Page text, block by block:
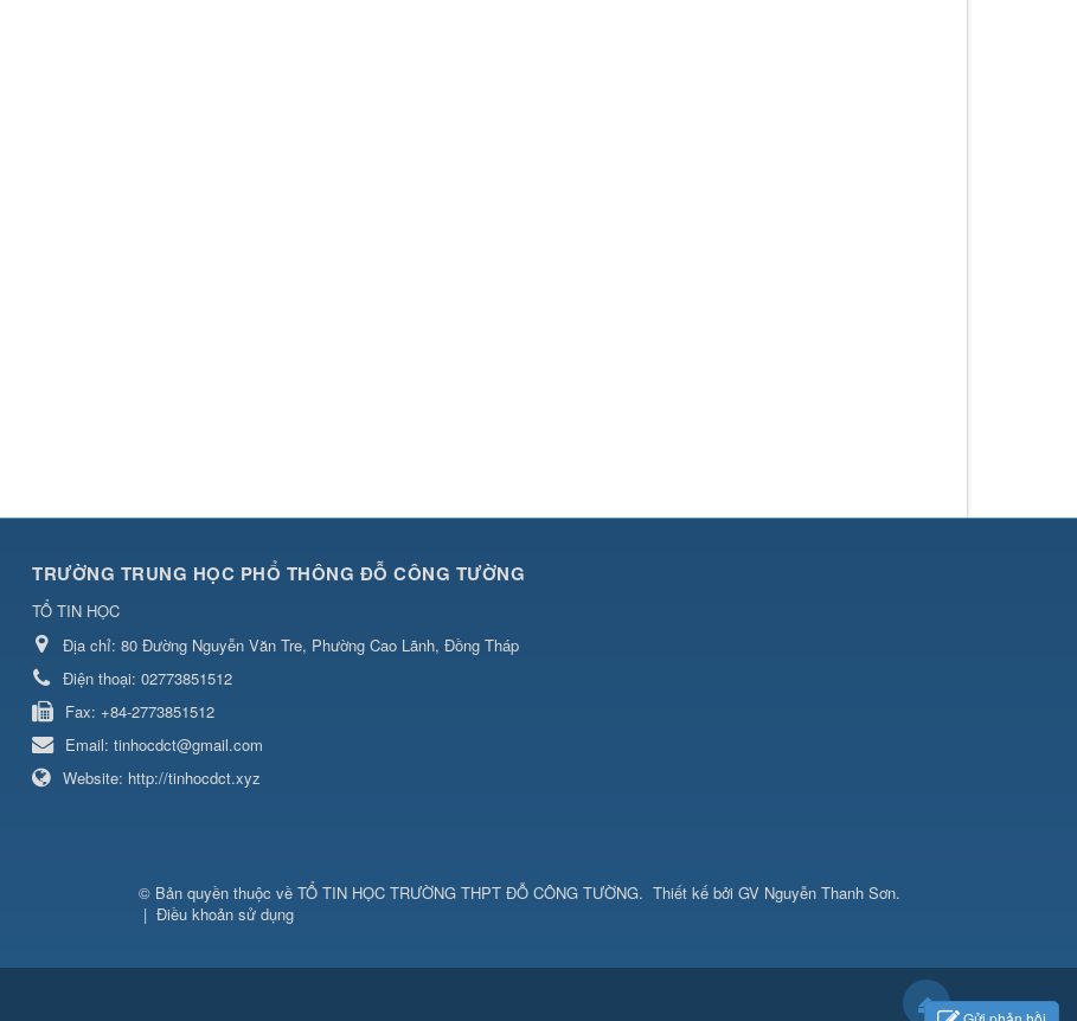
TRƯỜNG TRUNG HỌC PHỔ THÔNG ĐỖ CÔNG TƯỜNG
TỔ TIN HỌC
Địa chỉ: 80 Đường Nguyễn Văn Tre, Phường Cao Lãnh, Đồng Tháp
Điện thoại: 02773851512
Fax: +84-2773851512
Email: tinhocdct@gmail.com
Website: http://tinhocdct.xyz
© Bản quyền thuộc về TỔ TIN HỌC TRƯỜNG THPT ĐỖ CÔNG TƯỜNG. Thiết kế bởi GV Nguyễn Thanh Sơn.
| Điều khoản sử dụng